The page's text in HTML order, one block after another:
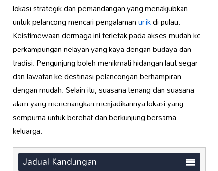
lokasi strategik dan pemandangan yang menakjubkan
untuk pelancong mencari pengalamanunikdi pulau.
Keistimewaan dermaga ini terletak pada akses mudah ke
perkampungan nelayan yang kaya dengan budaya dan
tradisi. Pengunjung boleh menikmati hidangan laut segar
dan lawatan ke destinasi pelancongan berhampiran
dengan mudah. Selain itu, suasana tenang dan suasana
alam yang menenangkan menjadikannya lokasi yang
sempurna untuk berehat dan berkunjung bersama
keluarga.
Jadual Kandungan